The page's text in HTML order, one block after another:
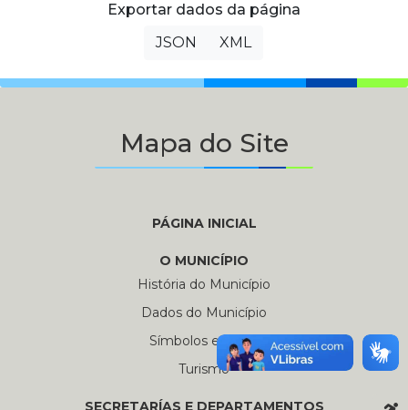
Exportar dados da página
JSON
XML
Mapa do Site
PÁGINA INICIAL
O MUNICÍPIO
História do Município
Dados do Município
Símbolos e Hinos
Turismo
SECRETARÍAS E DEPARTAMENTOS